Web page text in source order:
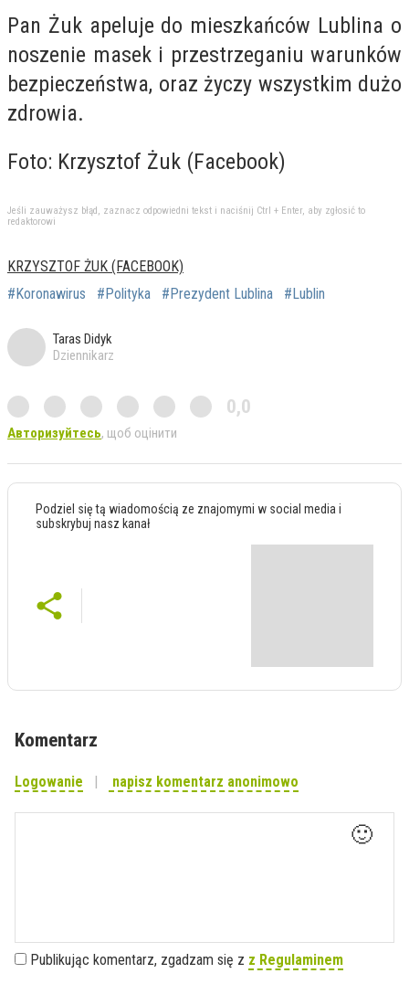
Pan Żuk apeluje do mieszkańców Lublina o
noszenie masek i przestrzeganiu warunków
bezpieczeństwa, oraz życzy wszystkim dużo
zdrowia.
Foto: Krzysztof Żuk (Facebook)
Jeśli zauważysz błąd, zaznacz odpowiedni tekst i naciśnij Ctrl + Enter, aby zgłosić to
redaktorowi
KRZYSZTOF ŻUK (FACEBOOK)
#Koronawirus
#Polityka #Prezydent Lublina #Lublin
Taras Didyk
Dziennikarz
0,0
Авторизуйтесь, щоб оцінити
Podziel się tą wiadomością ze znajomymi w social media i
subskrybuj nasz kanał
Komentarz
Logowanie napisz komentarz anonimowo
🙂
Publikując komentarz, zgadzam się z z Regulaminem